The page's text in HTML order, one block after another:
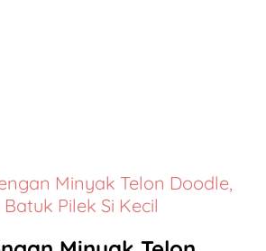
Minyak Telon Doodle,
Pilek Si Kecil